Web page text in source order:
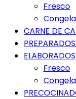
Fresco
CARNE DE
ELABORADOS
Fresco